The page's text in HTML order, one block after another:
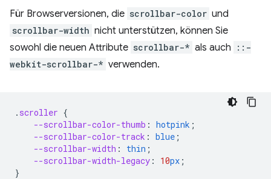
Für Browserversionen, die scrollbar-color und
scrollbar-width nicht unterstützen, können Sie
sowohl die neuen Attribute scrollbar-* als auch
::-
webkit-scrollbar-* verwenden.
. scroller {
--scrollbar-color-thumb : hotpink ;
--scrollbar-color-track : blue ;
--scrollbar-width : thin ;
--scrollbar-width-legacy : 10px ;
}